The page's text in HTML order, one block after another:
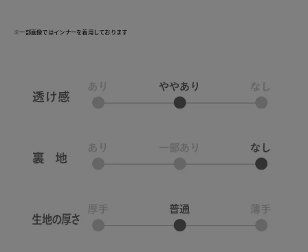
※一部画像ではインナーを着用しております